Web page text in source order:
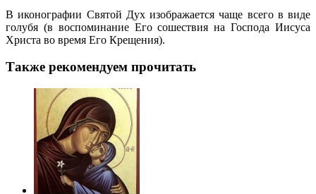
В иконографии Святой Дух изображается чаще всего в виде
голубя (в воспоминание Его сошествия на Господа Иисуса
Христа во время Его Крещения).
Также рекомендуем прочитать